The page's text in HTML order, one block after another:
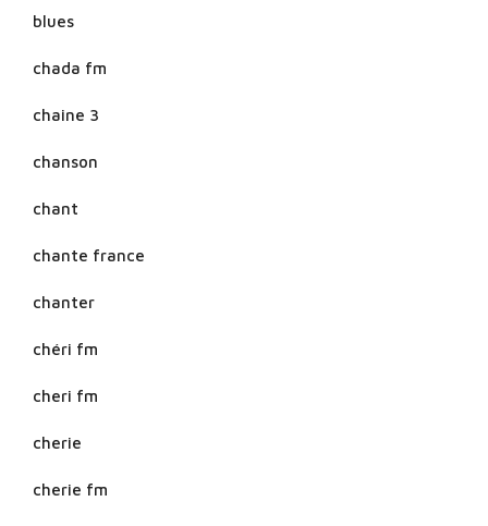
blues
chada fm
chaine 3
chanson
chant
chante france
chanter
chéri fm
cheri fm
cherie
cherie fm